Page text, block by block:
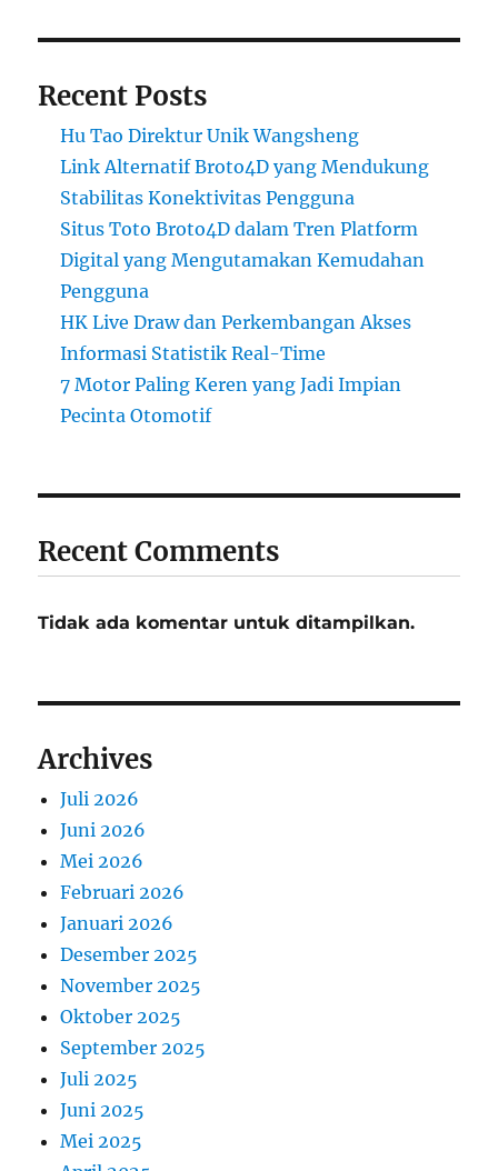
Recent Posts
Hu Tao Direktur Unik Wangsheng
Link Alternatif Broto4D yang Mendukung
Stabilitas Konektivitas Pengguna
Situs Toto Broto4D dalam Tren Platform
Digital yang Mengutamakan Kemudahan
Pengguna
HK Live Draw dan Perkembangan Akses
Informasi Statistik Real-Time
7 Motor Paling Keren yang Jadi Impian
Pecinta Otomotif
Recent Comments
Tidak ada komentar untuk ditampilkan.
Archives
Juli 2026
Juni 2026
Mei 2026
Februari 2026
Januari 2026
Desember 2025
November 2025
Oktober 2025
September 2025
Juli 2025
Juni 2025
Mei 2025